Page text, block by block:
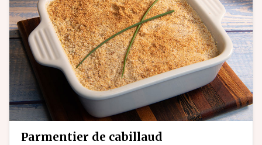
parmentier de cabillaud